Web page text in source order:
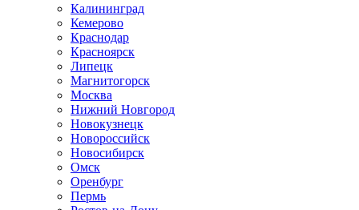
Калининград
Кемерово
Краснодар
Красноярск
Липецк
Магнитогорск
Москва
Нижний Новгород
Новокузнецк
Новороссийск
Новосибирск
Омск
Оренбург
Пермь